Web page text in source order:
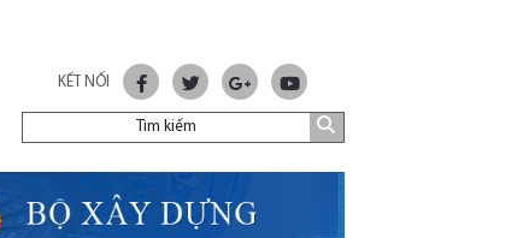
KẾT NỐI